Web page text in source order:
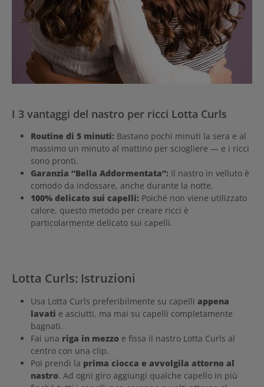
I 3 vantaggi del nastro per ricci Lotta Curls
Routine di 5 minuti: Bastano pochi minuti la sera e al
massimo un minuto al mattino per sciogliere — e i ricci
sono pronti.
Garanzia “Bella Addormentata”: Il nastro in velluto è
comodo da indossare, anche durante la notte.
100% delicato sui capelli: Poiché non viene utilizzato
calore, questo metodo per creare ricci è
particolarmente delicato sui capelli.
Lotta Curls: Istruzioni
Usa Lotta Curls preferibilmente su capelli appena
lavati e asciutti, ma mai su capelli completamente
bagnati.
Fai una riga in mezzo e fissa il nastro Lotta Curls al
centro con una clip.
Poi prendi la prima ciocca e avvolgila attorno al
nastro. Ad ogni giro aggiungi qualche capello in più